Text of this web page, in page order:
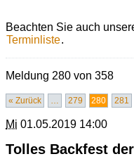
Beachten Sie auch
Terminliste.
Meldung 280 von 358
« Zurück … 279 280 281
Mi 01.05.2019 14:00
Tolles Backfest